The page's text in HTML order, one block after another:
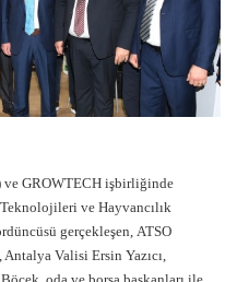
ve GROWTECH işbirliğinde
Teknolojileri ve Hayvancılık
gerçekleşen, ATSO
Valisi Ersin Yazıcı,